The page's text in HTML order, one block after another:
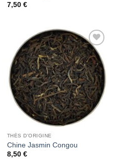
7,50 €
Add to
Wishlist
THÉS D'ORIGINE
Chine Jasmin Congou
8,50 €